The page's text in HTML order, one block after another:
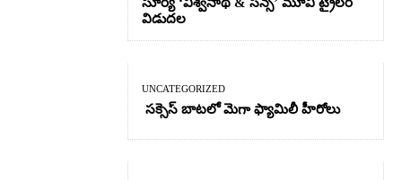
విడుదల
UNCATEGORIZED
సక్సెస్ బాటలో మెగా ఫ్యామిలీ హీరోలు